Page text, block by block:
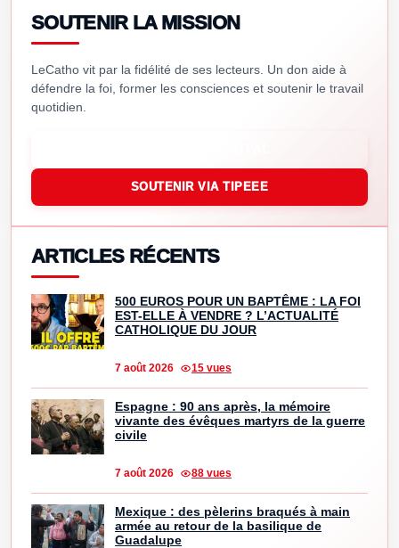
SOUTENIR LA MISSION
LeCatho vit par la fidélité de ses lecteurs. Un don aide à
défendre la foi, former les consciences et soutenir le travail
quotidien.
SOUTENIR VIA TIPEEE
ARTICLES RÉCENTS
500 EUROS POUR UN BAPTÊME : LA FOI
EST-ELLE À VENDRE ? L’ACTUALITÉ
CATHOLIQUE DU JOUR
7 août 2026 15 vues
Espagne : 90 ans après, la mémoire
vivante des évêques martyrs de la guerre
civile
7 août 2026 88 vues
Mexique : des pèlerins braqués à main
armée au retour de la basilique de
Guadalupe